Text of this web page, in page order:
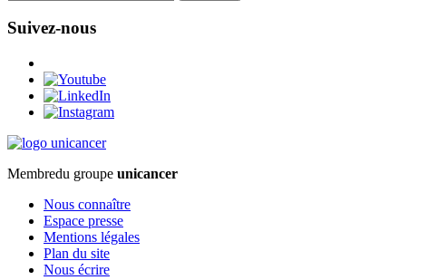
Suivez-nous
Membredu groupe unicancer
Nous connaître
Espace presse
Mentions légales
Plan du site
Nous écrire